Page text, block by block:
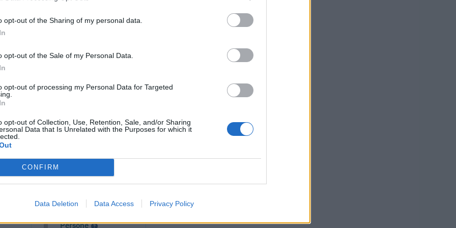
opt-out of the Sharing of my personal data.
opt-out of the Sale of my Personal Data.
opt-out of processing my Personal Data for Targeted
opt-out of Collection, Use, Retention, Sale, and/or Sharing
Data that Is Unrelated with the Purposes for which it
CONFIRM
Data Deletion Data Access Privacy Policy
e servizi disponibili →
Visure Camerali -
Persone